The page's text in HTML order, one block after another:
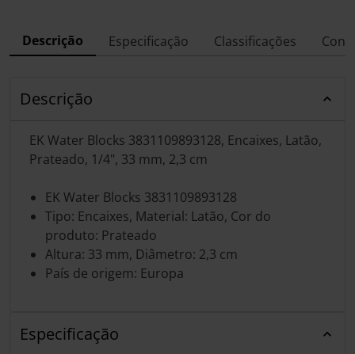
Descrição Especificação Classificações
Descrição
EK Water Blocks 3831109893128, Encaixes, Latão,
Prateado, 1/4", 33 mm, 2,3 cm
EK Water Blocks 3831109893128
Tipo: Encaixes, Material: Latão, Cor do
produto: Prateado
Altura: 33 mm, Diâmetro: 2,3 cm
País de origem: Europa
Especificação